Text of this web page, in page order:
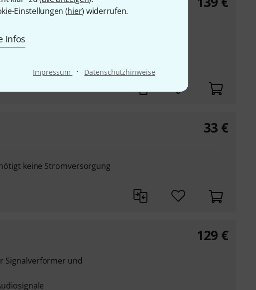
Einstellungen (hier) widerrufen.
Infos
Impressum · Datenschutzhinweise
mit insgesamt 15
keine Stromversorgung
33 €
Signalverformer und
129 €